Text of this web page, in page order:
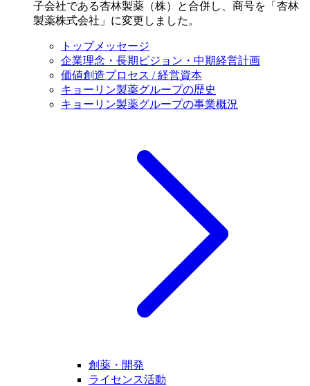
子会社である杏林製薬（株）と合併し、商号を「杏林
製薬株式会社」に変更しました。
トップメッセージ
企業理念・長期ビジョン・中期経営計画
価値創造プロセス / 経営資本
キョーリン製薬グループの歴史
キョーリン製薬グループの事業概況
創薬・開発
ライセンス活動